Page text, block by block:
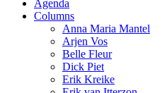
Agenda
Columns
Anna Maria Mantel
Arjen Vos
Belle Fleur
Dick Piet
Erik Kreike